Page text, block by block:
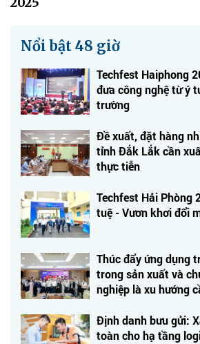
Nổi bật 48 giờ
Techfest Haiphong
đưa công nghệ từ ý
trường
Đề xuất, đặt hàng
tỉnh Đắk Lắk cần
thực tiễn
Techfest Hải Phòng
tuệ - Vươn khơi đổi
Thúc đẩy ứng dụng
trong sản xuất và
nghiệp là xu hướng
Định danh bưu gửi:
toàn cho hạ tầng